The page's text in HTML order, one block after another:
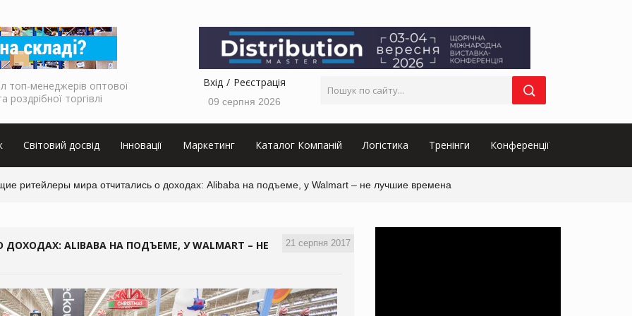
топ-менеджерів оптової
роздрібної торгівлі
Вхід Реєстрація
09 серпня 2026
Світовий досвід Інновації Маркетинг Каталог Компаній Логістика Тренінги Конференції
ритейлеры мира отчитались о доходах: Alibaba на подъеме, у Walmart – не лучшие времена
21 серпня 2017
ALIBABA НА ПОДЪЕМЕ, У WALMART – НЕ